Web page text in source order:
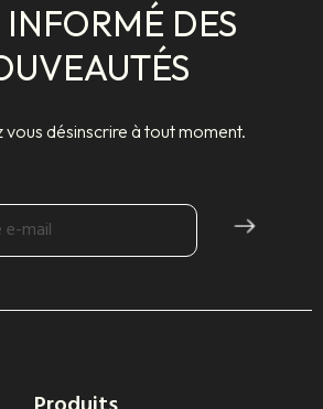
INFORMÉ DES
vous désinscrire à tout moment.